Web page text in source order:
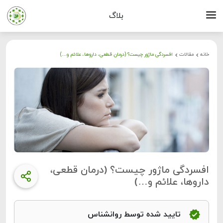
بلاگ
خانه مقالات افسردگی ماژور چیست؟ (درمان قطعی، داروها، علائم و…)
افسردگی ماژور چیست؟ (درمان قطعی،
داروها، علائم و…)
تایید شده توسط روانشناس